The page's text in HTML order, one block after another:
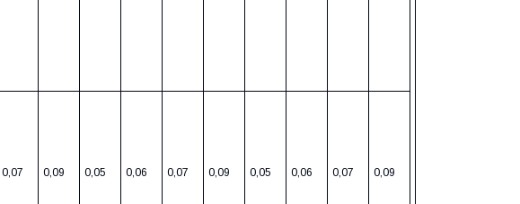
0,07 0,09 0,05 0,06 0,07 0,09 0,05 0,06 0,07 0,09